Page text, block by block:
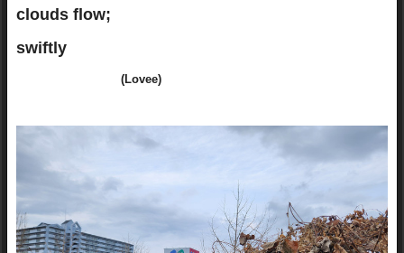
clouds flow;
swiftly
(Lovee)